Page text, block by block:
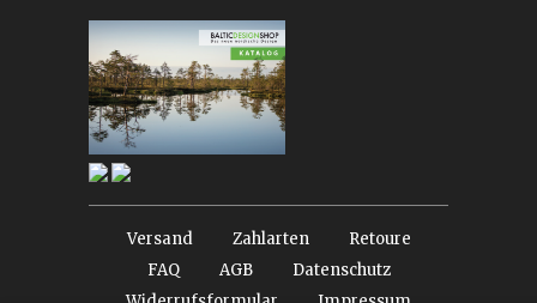
Versand Zahlarten
Retoure
FAQ
AGB
Datenschutz